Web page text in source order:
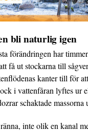
bli naturlig igen
förändringen har
få ut stockarna till
kanter till för
i vattenfåran lyftes ur
schaktade massorna
inte olik en kanal